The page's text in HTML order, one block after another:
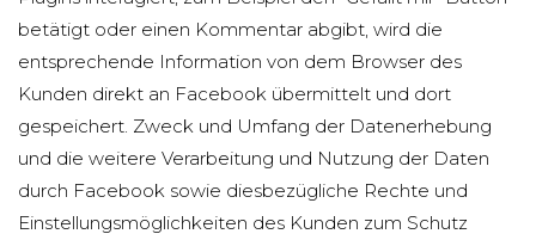
betätigt oder einen Kommentar abgibt, wird die
entsprechende Information von dem Browser des
Kunden direkt an Facebook übermittelt und dort
gespeichert. Zweck und Umfang der Datenerhebung
und die weitere Verarbeitung und Nutzung der Daten
durch Facebook sowie diesbezügliche Rechte und
Einstellungsmöglichkeiten des Kunden zum Schutz